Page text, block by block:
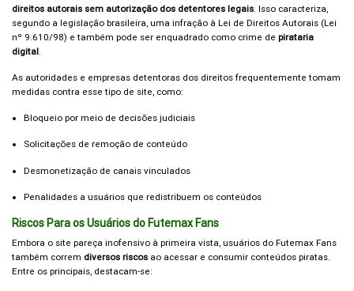
direitos autorais sem autorização dos detentores legais. Isso caracteriza,
segundo a legislação brasileira, uma infração à Lei de Direitos Autorais (Lei
nº 9.610/98) e também pode ser enquadrado como crime de pirataria
digital.
As autoridades e empresas detentoras dos direitos frequentemente tomam
medidas contra esse tipo de site, como:
Bloqueio por meio de decisões judiciais
Solicitações de remoção de conteúdo
Desmonetização de canais vinculados
Penalidades a usuários que redistribuem os conteúdos
Riscos Para os Usuários do Futemax Fans
Embora o site pareça inofensivo à primeira vista, usuários do Futemax Fans
também correm diversos riscos ao acessar e consumir conteúdos piratas.
Entre os principais, destacam-se: